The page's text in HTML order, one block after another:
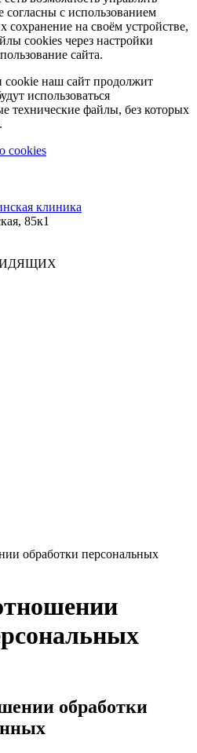
с использованием
сохранение на своём устройстве,
cookies через настройки
сайта.
наш сайт продолжит
использоваться
технические файлы, без которых
cookies
85к1
обработки персональных
обработки